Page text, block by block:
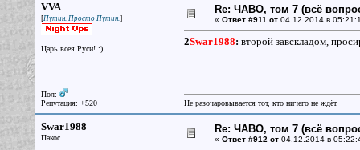
VVA
[Путин. Просто Путин.]
Царь всея Руси! :)
Пол:
Репутация: +520
Re: ЧАВО, том 7 (всё
« Ответ #911 от04.12.2014 в
2Swar1988: второй завскладом,
Не разочаровывается тот, кто ничего не ждёт.
Swar1988
Пакос
Re: ЧАВО, том 7 (всё
« Ответ #912 от04.12.2014 в